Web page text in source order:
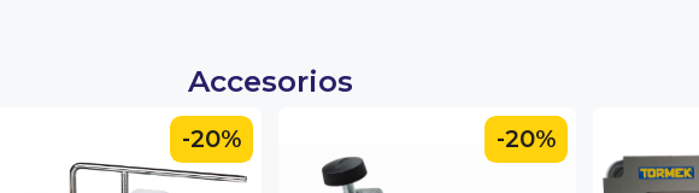
Accesorios
-20% -20%